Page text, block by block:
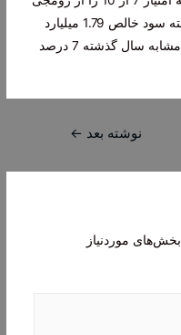
کسب کند. این شرکت در سه ماهه گذشته سود خالص 1.79 میلیارد
دلاری را گزارش کرد که نسبت به مدت مشابه سال گذشته 7 درصد
نوشته بعد ←
بخش‌های موردنیاز